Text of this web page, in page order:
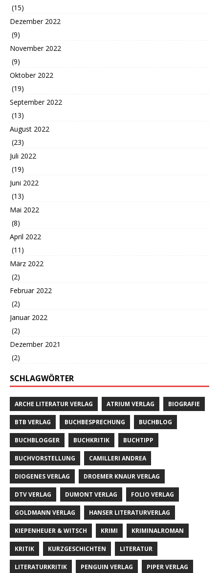
(15)
Dezember 2022
(9)
November 2022
(9)
Oktober 2022
(19)
September 2022
(13)
August 2022
(23)
Juli 2022
(19)
Juni 2022
(13)
Mai 2022
(8)
April 2022
(11)
März 2022
(2)
Februar 2022
(2)
Januar 2022
(2)
Dezember 2021
(2)
SCHLAGWÖRTER
ARCHE LITERATUR VERLAG ATRIUM VERLAG BIOGRAFIE
BTB VERLAG BUCHBESPRECHUNG BUCHBLOG
BUCHBLOGGER BUCHKRITIK BUCHTIPP
BUCHVORSTELLUNG CAMILLERI ANDREA
DIOGENES VERLAG DROEMER KNAUR VERLAG
DTV VERLAG DUMONT VERLAG FOLIO VERLAG
GOLDMANN VERLAG HANSER LITERATURVERLAG
KIEPENHEUER & WITSCH KRIMI KRIMINALROMAN
KRITIK KURZGESCHICHTEN LITERATUR
LITERATURKRITIK PENGUIN VERLAG PIPER VERLAG